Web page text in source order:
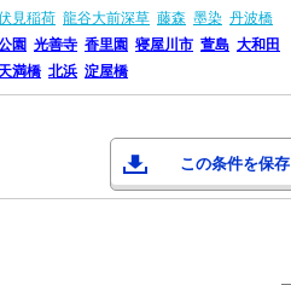
見稲荷 龍谷大前深草 藤森 墨染 丹波橋
園 光善寺 香里園 寝屋川市 萱島 大和田
天満橋 北浜 淀屋橋
この条件を保存